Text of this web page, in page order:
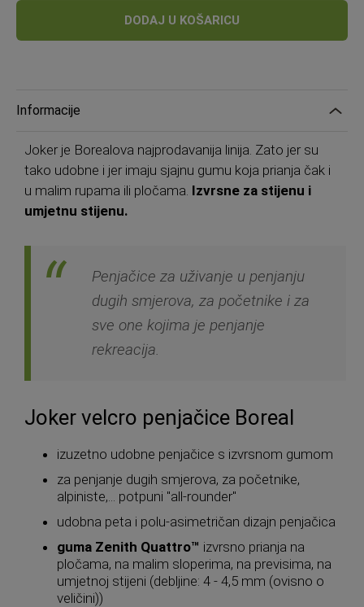
DODAJ U KOŠARICU
Informacije
Joker je Borealova najprodavanija linija. Zato jer su
tako udobne i jer imaju sjajnu gumu koja prianja čak i
u malim rupama ili pločama. Izvrsne za stijenu i
umjetnu stijenu.
Penjačice za uživanje u penjanju
dugih smjerova, za početnike i za
sve one kojima je penjanje
rekreacija.
Joker velcro penjačice Boreal
izuzetno udobne penjačice s izvrsnom gumom
za penjanje dugih smjerova, za početnike,
alpiniste,... potpuni "all-rounder"
udobna peta i polu-asimetričan dizajn penjačica
guma Zenith Quattro™ izvrsno prianja na
pločama, na malim sloperima, na previsima, na
umjetnoj stijeni (debljine: 4 - 4,5 mm (ovisno o
veličini))